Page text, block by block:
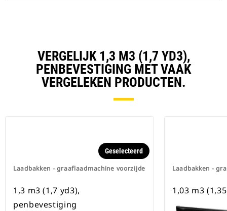
VERGELIJK 1,3 M3 (1,7 YD3),
PENBEVESTIGING MET VAAK
VERGELEKEN PRODUCTEN.
Laadbakken - graaflaadmachine voorzijde
Geselecteerd
1,3 m3 (1,7 yd3),
penbevestiging
Laadbakken -
1,03 m3